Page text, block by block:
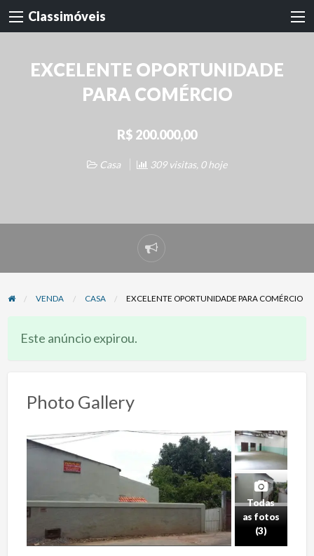
Classimóveis
EXCELENTE OPORTUNIDADE
PARA COMÉRCIO
R$ 200.000,00
Casa 309 visitas, 0 hoje
Denunciar
problema
VENDA CASA EXCELENTE OPORTUNIDADE PARA COMÉRCIO
Este anúncio expirou.
Photo Gallery
Todas
as fotos
(3)